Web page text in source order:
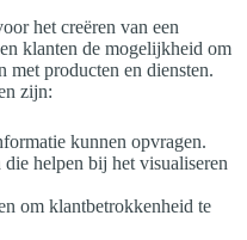
het creëren van een
klanten de mogelijkheid om
met producten en diensten.
zijn:
kunnen opvragen.
helpen bij het visualiseren
om klantbetrokkenheid te